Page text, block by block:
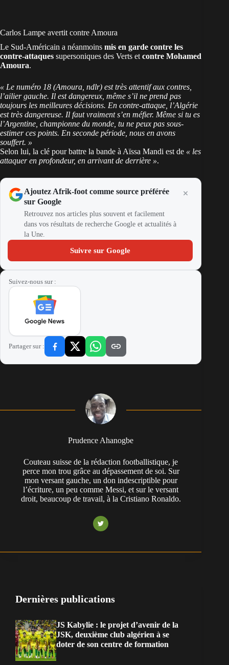
Carlos Lampe avertit contre Amoura
Le Sud-Américain a néanmoins mis en garde contre les
contre-attaques supersoniques des Verts et contre Mohamed
Amoura.
« Le numéro 18 (Amoura, ndlr) est très attentif aux contres,
l’ailier gauche. Il est dangereux, même s’il ne prend pas
toujours les meilleures décisions. En contre-attaque, l’Algérie
est très dangereuse. Il faut vraiment s’en méfier. Même si tu es
l’Argentine, championne du monde, tu ne peux pas sous-
estimer ces points. En seconde période, nous en avons
souffert. »
Selon lui, la clé pour battre la bande à Aïssa Mandi est de « les
attaquer en profondeur, en arrivant de derrière ».
Ajoutez Afrik-foot comme source préférée
sur Google
Retrouvez nos articles plus souvent et facilement
dans vos résultats de recherche Google et actualités à
la Une.
Suivre sur Google
Suivez-nous sur :
Partager sur :
Prudence Ahanogbe
Couteau suisse de la rédaction footballistique, je
perce mon trou grâce au dépassement de soi. Sur
mon versant gauche, un don indescriptible pour
l’écriture, un peu comme Messi, et sur le versant
droit, beaucoup de travail, à la Cristiano Ronaldo.
Dernières publications
JS Kabylie : le projet d’avenir de la
JSK, deuxième club algérien à se
doter de son centre de formation